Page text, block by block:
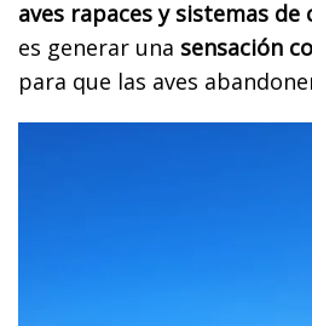
aves rapaces y sistemas de
es generar una sensación
para que las aves